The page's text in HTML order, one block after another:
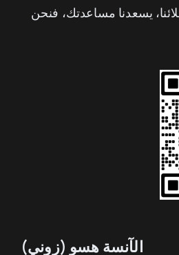
يسعدنا مساعدتك، فنحن
الآنسة هسو (زوني)